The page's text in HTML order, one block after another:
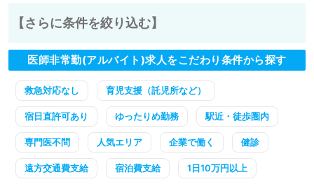
【さらに条件を絞り込む】
医師非常勤(アルバイト)求人をこだわり条件から探す
救急対応なし 育児支援（託児所など）
宿日直許可あり ゆったりめ勤務 駅近・徒歩圏内
専門医不問 人気エリア 企業で働く 健診
遠方交通費支給 宿泊費支給 1日10万円以上